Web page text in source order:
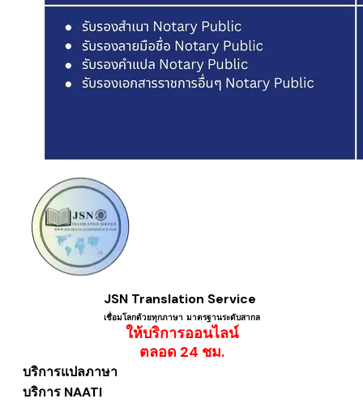
JSN Translation Service
เชื่อมโลกด้วยทุกภาษา ​มาตรฐานระดับสากล
ให้บริการออนไลน์
​ตลอด 24 ชม.
บริการแปลภาษา
บริการ NAATI